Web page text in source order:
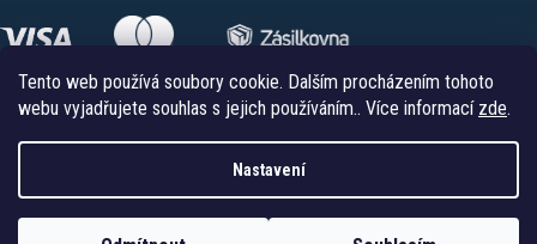
Tento web používá soubory cookie. Dalším procházením tohoto
webu vyjadřujete souhlas s jejich používáním.. Více informací zde.
Nastavení
Hangareshop.cz. Všechna práva vyhrazena.